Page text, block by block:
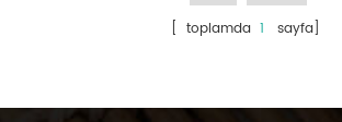
[ toplamda 1 sayfa]